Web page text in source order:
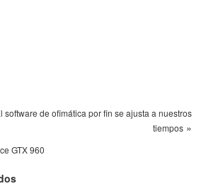
software de ofimática por fin se ajusta a nuestros
tiempos »
GTX 960